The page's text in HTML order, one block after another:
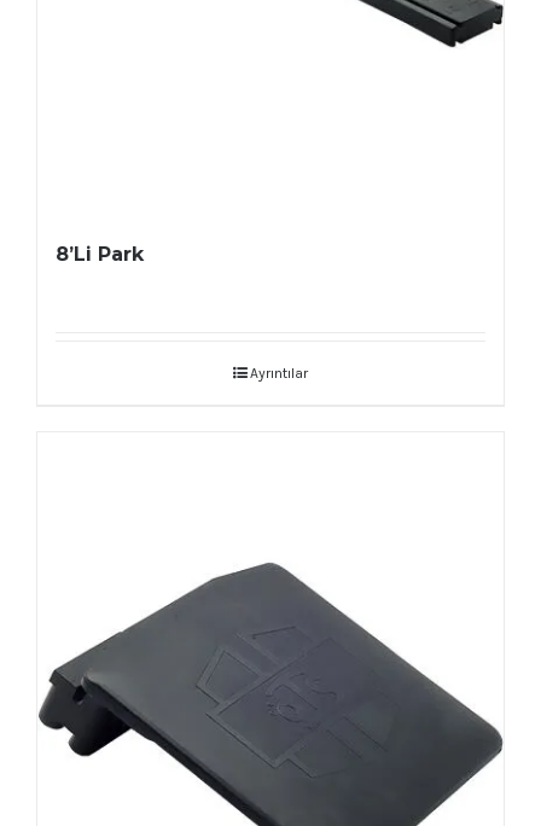
8’Li Park
Ayrıntılar